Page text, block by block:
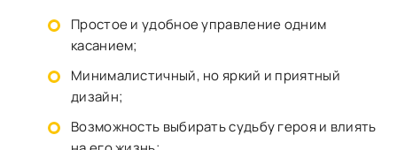
Простое и удобное управление одним
касанием;
Минималистичный, но яркий и приятный
дизайн;
Возможность выбирать судьбу героя и влиять